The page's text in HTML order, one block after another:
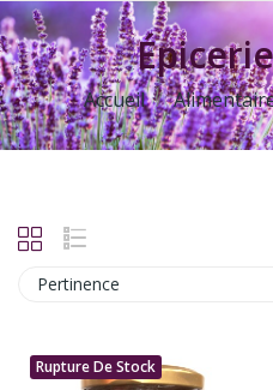
Accueil
Pertinence
Rupture De Stock